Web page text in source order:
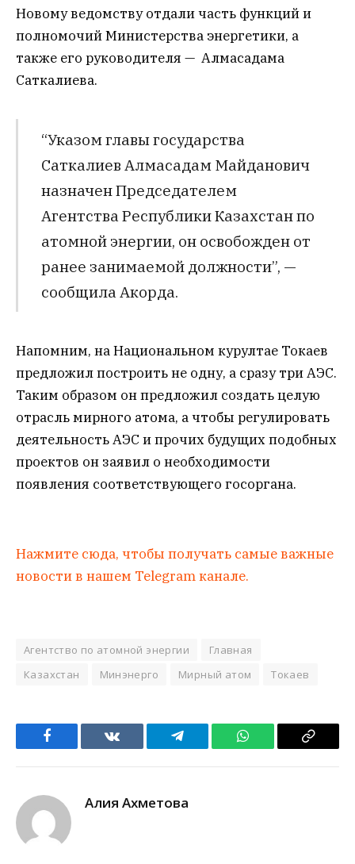
Новому ведомству отдаличасть функций и
полномочий Министерства энергетики, а
также его руководителя — Алмасадама
Саткалиева.
“Указом главы государства
Саткалиев Алмасадам Майданович
назначен Председателем
Агентства Республики Казахстан по
атомной энергии, он освобожден от
ранее занимаемой должности”, —
сообщила Акорда.
Напомним, на Национальном курултае Токаев
предложил построить не одну, а сразу три АЭС.
Таким образом он предложил создать целую
отрасль мирного атома, а чтобы регулировать
деятельность АЭС и прочих будущих подобных
проектов он заявил о необходимости
появления соответствующего госоргана.
Нажмите сюда, чтобы получать самые важные
новости в нашем Telegram канале.
Агентство по атомной энергии
Главная
Казахстан
Минэнерго Мирный атом Токаев
Facebook VKontakteTelegram WhatsApp Copy
Алия Ахметова